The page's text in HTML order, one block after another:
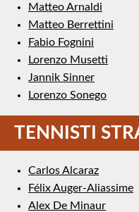
Matteo Arnaldi
Matteo Berrettini
Fabio Fognini
Lorenzo Musetti
Jannik Sinner
Lorenzo Sonego
TENNISTI
Carlos Alcaraz
Félix Auger-Aliassime
Alex De Minaur